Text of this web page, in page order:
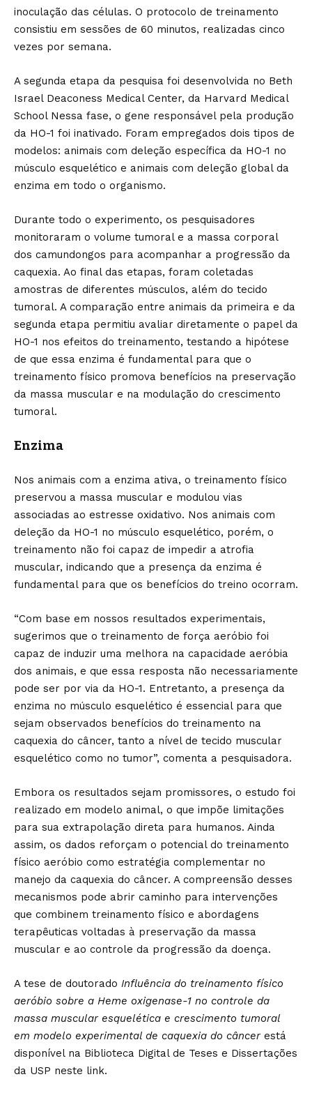
inoculação das células. O protocolo de treinamento
consistiu em sessões de 60 minutos, realizadas cinco
vezes por semana.
A segunda etapa da pesquisa foi desenvolvida no Beth
Israel Deaconess Medical Center, da Harvard Medical
School Nessa fase, o gene responsável pela produção
da HO-1 foi inativado. Foram empregados dois tipos de
modelos: animais com deleção específica da HO-1 no
músculo esquelético e animais com deleção global da
enzima em todo o organismo.
Durante todo o experimento, os pesquisadores
monitoraram o volume tumoral e a massa corporal
dos camundongos para acompanhar a progressão da
caquexia. Ao final das etapas, foram coletadas
amostras de diferentes músculos, além do tecido
tumoral. A comparação entre animais da primeira e da
segunda etapa permitiu avaliar diretamente o papel da
HO-1 nos efeitos do treinamento, testando a hipótese
de que essa enzima é fundamental para que o
treinamento físico promova benefícios na preservação
da massa muscular e na modulação do crescimento
tumoral.
Enzima
Nos animais com a enzima ativa, o treinamento físico
preservou a massa muscular e modulou vias
associadas ao estresse oxidativo. Nos animais com
deleção da HO-1 no músculo esquelético, porém, o
treinamento não foi capaz de impedir a atrofia
muscular, indicando que a presença da enzima é
fundamental para que os benefícios do treino ocorram.
“Com base em nossos resultados experimentais,
sugerimos que o treinamento de força aeróbio foi
capaz de induzir uma melhora na capacidade aeróbia
dos animais, e que essa resposta não necessariamente
pode ser por via da HO-1. Entretanto, a presença da
enzima no músculo esquelético é essencial para que
sejam observados benefícios do treinamento na
caquexia do câncer, tanto a nível de tecido muscular
esquelético como no tumor”, comenta a pesquisadora.
Embora os resultados sejam promissores, o estudo foi
realizado em modelo animal, o que impõe limitações
para sua extrapolação direta para humanos. Ainda
assim, os dados reforçam o potencial do treinamento
físico aeróbio como estratégia complementar no
manejo da caquexia do câncer. A compreensão desses
mecanismos pode abrir caminho para intervenções
que combinem treinamento físico e abordagens
terapêuticas voltadas à preservação da massa
muscular e ao controle da progressão da doença.
A tese de doutorado Influência do treinamento físico
aeróbio sobre a Heme oxigenase-1 no controle da
massa muscular esquelética e crescimento tumoral
em modelo experimental de caquexia do câncerestá
disponível na Biblioteca Digital de Teses e Dissertações
da USP neste link.